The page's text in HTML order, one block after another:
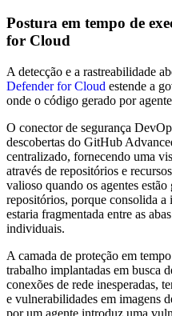
Postura em tempo de
for Cloud
A detecção e a rastreabilidade
Defender for Cloud estende a
onde o código gerado por
O conector de segurança
descobertas do GitHub
centralizado, fornecendo uma
através de repositórios e
valioso quando os agentes
repositórios, porque consolida a
estaria fragmentada entre as
individuais.
A camada de proteção em
trabalho implantadas em busca
conexões de rede inesperadas,
e vulnerabilidades em imagens
por um agente introduz uma